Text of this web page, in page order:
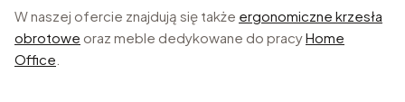
W naszej ofercie znajdują się także ergonomiczne krzesła
obrotowe oraz meble dedykowane do pracyHome
Office